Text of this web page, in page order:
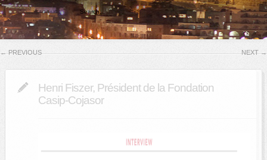
← PREVIOUS NEXT →
Henri Fiszer, Président de la Fondation
Casip-Cojasor